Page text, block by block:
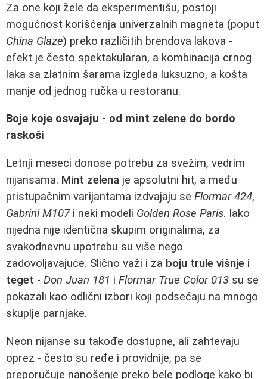
Za one koji žele da eksperimentišu, postoji
mogućnost korišćenja univerzalnih magneta (poput
China Glaze) preko različitih brendova lakova -
efekt je često spektakularan, a kombinacija crnog
laka sa zlatnim šarama izgleda luksuzno, a košta
manje od jednog ručka u restoranu.
Boje koje osvajaju - od mint zelene do bordo
raskoši
Letnji meseci donose potrebu za svežim, vedrim
nijansama. Mint zelena je apsolutni hit, a među
pristupačnim varijantama izdvajaju se Flormar 424,
Gabrini M107i neki modeli Golden Rose Paris. Iako
nijedna nije identična skupim originalima, za
svakodnevnu upotrebu su više nego
zadovoljavajuće. Slično važi i za boju trule višnje i
teget - Don Juan 181 i Flormar True Color 013 su se
pokazali kao odlični izbori koji podsećaju na mnogo
skuplje parnjake.
Neon nijanse su takođe dostupne, ali zahtevaju
oprez - često su ređe i providnije, pa se
preporučuje nanošenje preko bele podloge kako bi